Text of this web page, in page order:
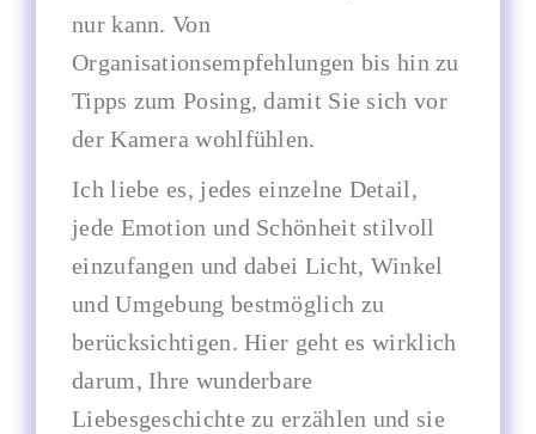
nur kann. Von
Organisationsempfehlungen bis hin zu
Tipps zum Posing, damit Sie sich vor
der Kamera wohlfühlen.
Ich liebe es, jedes einzelne Detail,
jede Emotion und Schönheit stilvoll
einzufangen und dabei Licht, Winkel
und Umgebung bestmöglich zu
berücksichtigen. Hier geht es wirklich
darum, Ihre wunderbare
Liebesgeschichte zu erzählen und sie